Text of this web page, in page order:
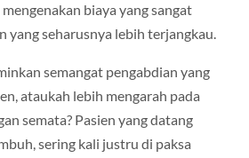
biaya yang sangat
yang seharusnya lebih terjangkau.
semangat pengabdian yang
ataukah lebih mengarah pada
semata? Pasien yang datang
sering kali justru di paksa